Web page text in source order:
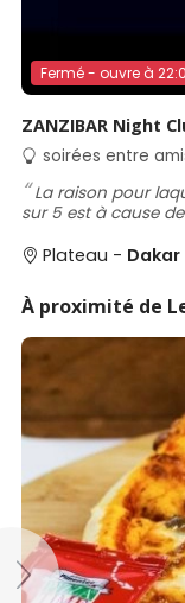
Fermé - ouvre à
ZANZIBAR Night
soirées entre
La raison pour laquelle je donne à cet endroit une note de 1
sur 5 est à cause
Plateau - Dakar
À proximité de